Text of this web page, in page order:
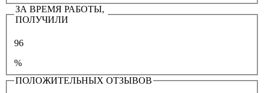
ЗА ВРЕМЯ РАБОТЫ,
ПОЛУЧИЛИ
96
%
ПОЛОЖИТЕЛЬНЫХ ОТЗЫВОВ